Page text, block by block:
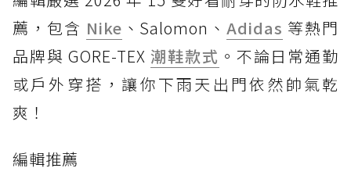
薦，包含 Nike 、Salomon、Adidas 等熱門
品牌與 GORE-TEX 潮鞋款式 。不論日常通勤
或戶外穿搭，讓你下雨天出門依然帥氣乾
爽！
編輯推薦